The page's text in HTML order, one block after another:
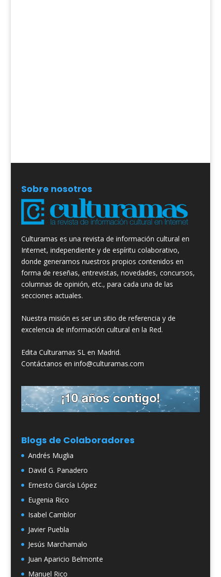
Sobre nosotros
Culturamas es una revista de información cultural en
Internet, independiente y de espíritu colaborativo,
donde generamos nuestros propios contenidos en
forma de reseñas, entrevistas, novedades, concursos,
columnas de opinión, etc., para cada una de las
secciones actuales.
Nuestra misión es ser un sitio de referencia y de
excelencia de información cultural en la Red.
Edita Culturamas SL en Madrid.
Contáctanos en info@culturamas.com
Blogs de Colaboradores
Andrés Muglia
David G. Panadero
Ernesto García López
Eugenia Rico
Isabel Camblor
Javier Puebla
Jesús Marchamalo
Juan Aparicio Belmonte
Manuel Rico